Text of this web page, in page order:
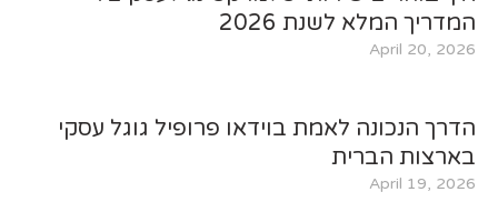
המדריך המלא לשנת 2026
April 20, 2026
הדרך הנכונה לאמת בוידאו פרופיל גוגל עסקי
בארצות הברית
April 19, 2026